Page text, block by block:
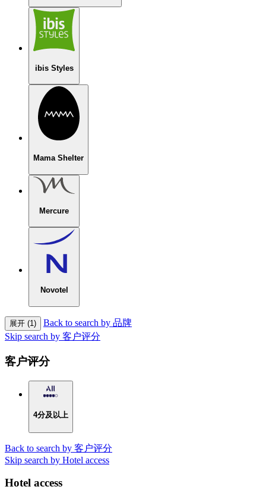
ibis Styles
Mama Shelter
Mercure
Novotel
展开 (1)
Back to search by 品牌
Skip search by 客户评分
客户评分
4分及以上
Back to search by 客户评分
Skip search by Hotel access
Hotel access